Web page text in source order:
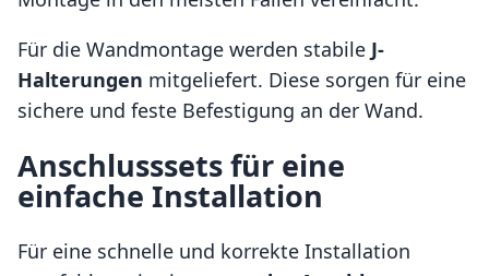
Für die Wandmontage werden stabile J-
Halterungen mitgeliefert. Diese sorgen für eine
sichere und feste Befestigung an der Wand.
Anschlusssets für eine
einfache Installation
Für eine schnelle und korrekte Installation